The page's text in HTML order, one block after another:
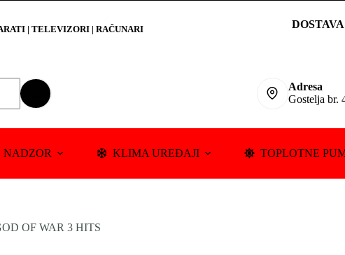
| TELEVIZORI | RAČUNARI
Adresa
Gostelja br.
NADZOR KLIMA UREĐAJI TOPLOTNE
OF WAR 3 HITS